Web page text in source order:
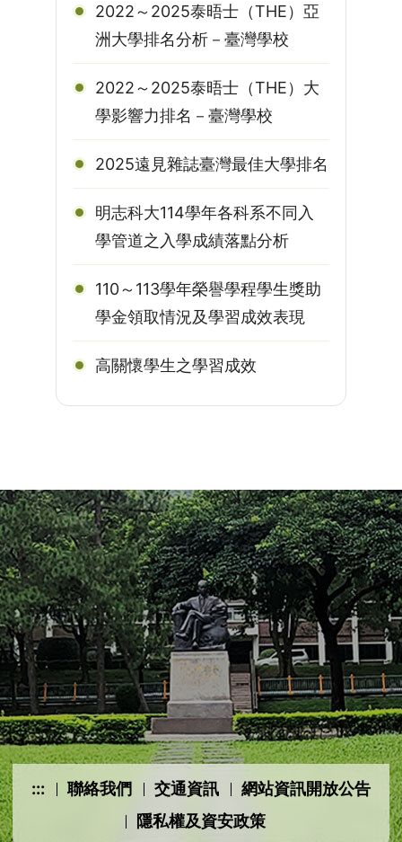
2022～2025泰晤士（THE）亞
洲大學排名分析－臺灣學校
2022～2025泰晤士（THE）大
學影響力排名－臺灣學校
2025遠見雜誌臺灣最佳大學排名
明志科大114學年各科系不同入
學管道之入學成績落點分析
110～113學年榮譽學程學生獎助
學金領取情況及學習成效表現
高關懷學生之學習成效
::: 聯絡我們 交通資訊
網站資訊開放公告
隱私權及資安政策